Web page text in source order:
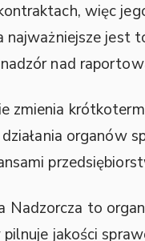
więc
jest
nad
organów
Nadzorcza to
jakości